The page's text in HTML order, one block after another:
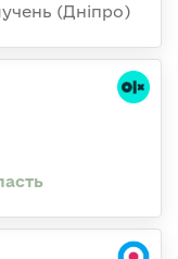
(Дніпро)